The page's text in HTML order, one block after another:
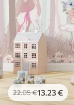
22.05€13 .23€